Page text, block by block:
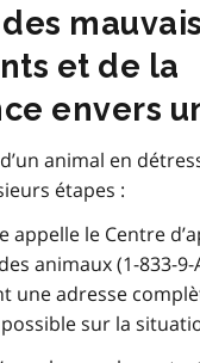
mauvais
et de la
envers
animal en
étapes :
appelle le Centre
animaux (1-833-9-
une adresse
sur la